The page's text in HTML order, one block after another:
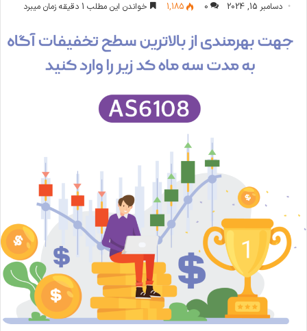
دسامبر 15, 2024 0
1,185 خواندن این مطلب 1 دقیقه زمان میبرد